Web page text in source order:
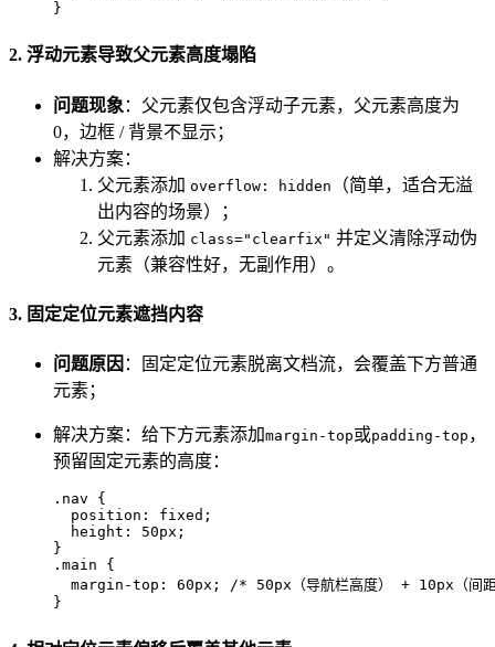
}
2. 浮动元素导致父元素高度塌陷
问题现象 ：父元素仅包含浮动子元素，父元素高度为
0，边框 / 背景不显示；
解决方案：
父元素添加 overflow: hidden
（简单，适合无溢
出内容的场景）；
父元素添加 class="clearfix" 并定义清除浮动伪
元素（兼容性好，无副作用）。
3. 固定定位元素遮挡内容
问题原因 ：固定定位元素脱离文档流，会覆盖下方普通
元素；
解决方案：给下方元素添加margin-top或padding-top ，
预留固定元素的高度：
.nav {
position : fixed;
height : 50px ;
.main {
margin-top : 60px ; /* 50px（导航栏高度） + 10px（间
}